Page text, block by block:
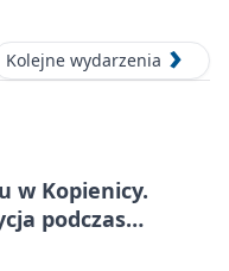
Kolejne wydarzenia
w Kopienicy.
podczas